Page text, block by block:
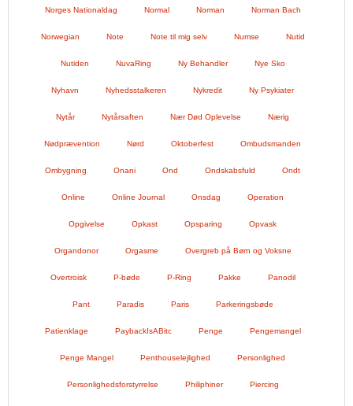
Norges Nationaldag Normal Norman Norman Bach
Norwegian Note Note til mig selv Numse Nutid
Nutiden NuvaRing Ny Behandler Nye Sko
Nyhavn Nyhedsstalkeren Nykredit Ny Psykiater
Nytår Nytårsaften Nær Død Oplevelse Nærig
Nødprævention Nørd Oktoberfest Ombudsmanden
Ombygning Onani Ond Ondskabsfuld Ondt
Online Online Journal Onsdag Operation
Opgivelse Opkast Opsparing Opvask
Organdonor Orgasme Overgreb på Børn og Voksne
Overtroisk P-bøde P-Ring Pakke Panodil
Pant Paradis Paris Parkeringsbøde
Patienklage PaybackIsABitc Penge Pengemangel
Penge Mangel Penthouselejlighed Personlighed
Personlighedsforstyrrelse Philiphiner Piercing